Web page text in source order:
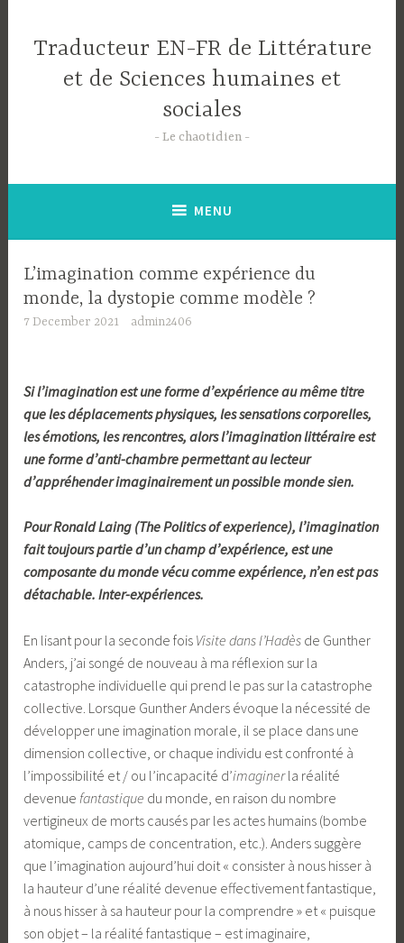
contentTraducteur EN-FR de Littérature
et de Sciences humaines et
sociales
Le chaotidien
MENU
L’imagination comme expérience du
monde, la dystopie comme modèle ?
7 December 2021 admin2406
Si l’imagination est une forme d’expérience au même titre
que les déplacements physiques, les sensations corporelles,
les émotions, les rencontres, alors l’imagination littéraire est
une forme d’anti-chambre permettant au lecteur
d’appréhender imaginairement un possible monde sien.
Pour Ronald Laing (The Politics of experience), l’imagination
fait toujours partie d’un champ d’expérience, est une
composante du monde vécu comme expérience, n’en est pas
détachable. Inter-expériences.
En lisant pour la seconde fois Visite dans l’Hadès de Gunther
Anders, j’ai songé de nouveau à ma réflexion sur la
catastrophe individuelle qui prend le pas sur la catastrophe
collective. Lorsque Gunther Anders évoque la nécessité de
développer une imagination morale, il se place dans une
dimension collective, or chaque individu est confronté à
l’impossibilité et / ou l’incapacité d’imaginerla réalité
devenue fantastique du monde, en raison du nombre
vertigineux de morts causés par les actes humains (bombe
atomique, camps de concentration, etc.). Anders suggère
que l’imagination aujourd’hui doit « consister à nous hisser à
la hauteur d’une réalité devenue effectivement fantastique,
à nous hisser à sa hauteur pour la comprendre » et « puisque
son objet – la réalité fantastique – est imaginaire,